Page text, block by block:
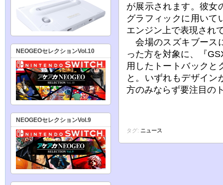
が展示されます。彼女
グラフィックに用いて
エンジン上で表現され
会場のスズキブース
った方を対象に、『
用したトートバックと
と。いずれもデザイン
方のみならず要注目の
タグ: ニュース
NEOGEOセレクションVol.10
NEOGEOセレクションVol.9